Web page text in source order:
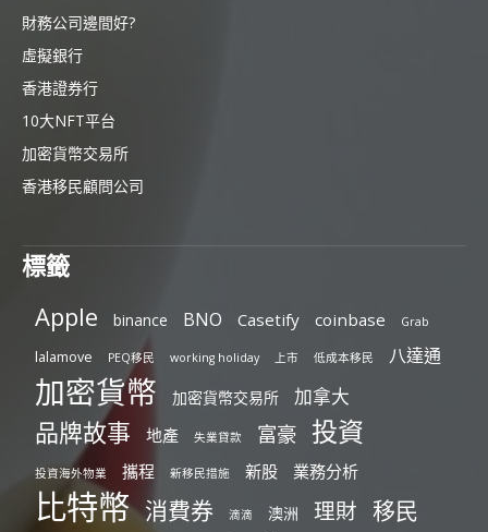
財務公司邊間好?
虛擬銀行
香港證券行
10大NFT平台
加密貨幣交易所
香港移民顧問公司
標籤
Apple binance BNO Casetify coinbase Grab
lalamove PEQ移民 working holiday 上市 低成本移民 八達通
加密貨幣 加密貨幣交易所 加拿大
品牌故事 地產 失業貸款 富豪 投資
投資海外物業 攜程 新移民措施 新股 業務分析
比特幣 消費券 滴滴 澳洲 理財 移民